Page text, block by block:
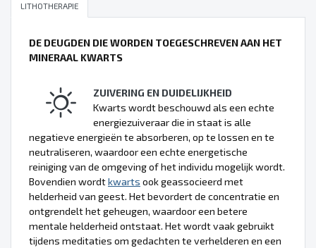
LITHOTHERAPIE
DE DEUGDEN DIE WORDEN TOEGESCHREVEN AAN HET
MINERAAL KWARTS
ZUIVERING EN DUIDELIJKHEID
Kwarts wordt beschouwd als een echte
energiezuiveraar die in staat is alle
negatieve energieën te absorberen, op te lossen en te
neutraliseren, waardoor een echte energetische
reiniging van de omgeving of het individu mogelijk wordt.
Bovendien wordtkwarts ook geassocieerd met
helderheid van geest. Het bevordert de concentratie en
ontgrendelt het geheugen, waardoor een betere
mentale helderheid ontstaat. Het wordt vaak gebruikt
tijdens meditaties om gedachten te verhelderen en een